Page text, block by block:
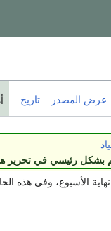
عرض المصدر تاريخ
بشكل رئيسي في تحرير
نهاية الأسبوع، وفي هذه